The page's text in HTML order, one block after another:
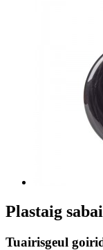
Plastaig
Tuairisgeul